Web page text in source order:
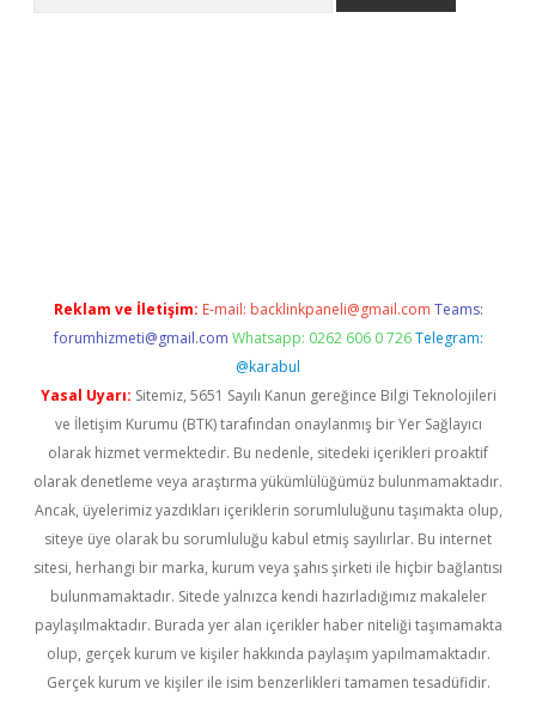
Reklam ve İletişim: E-mail: backlinkpaneli@gmail.com Teams:
forumhizmeti@gmail.com Whatsapp: 0262 606 0 726 Telegram:
@karabul
Yasal Uyarı: Sitemiz, 5651 Sayılı Kanun gereğince Bilgi Teknolojileri
ve İletişim Kurumu (BTK) tarafından onaylanmış bir Yer Sağlayıcı
olarak hizmet vermektedir. Bu nedenle, sitedeki içerikleri proaktif
olarak denetleme veya araştırma yükümlülüğümüz bulunmamaktadır.
Ancak, üyelerimiz yazdıkları içeriklerin sorumluluğunu taşımakta olup,
siteye üye olarak bu sorumluluğu kabul etmiş sayılırlar. Bu internet
sitesi, herhangi bir marka, kurum veya şahıs şirketi ile hiçbir bağlantısı
bulunmamaktadır. Sitede yalnızca kendi hazırladığımız makaleler
paylaşılmaktadır. Burada yer alan içerikler haber niteliği taşımamakta
olup, gerçek kurum ve kişiler hakkında paylaşım yapılmamaktadır.
Gerçek kurum ve kişiler ile isim benzerlikleri tamamen tesadüfidir.